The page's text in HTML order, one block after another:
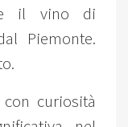
il vino di
Piemonte.
curiosità